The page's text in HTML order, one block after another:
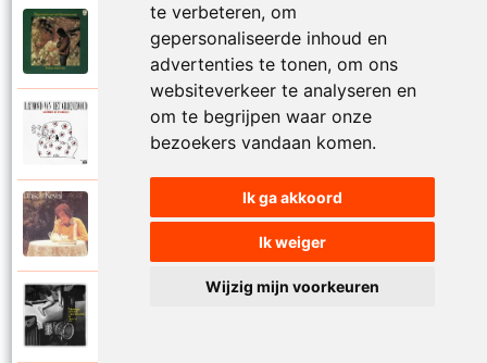
te verbeteren, om
gepersonaliseerde inhoud en
advertenties te tonen, om ons
websiteverkeer te analyseren en
om te begrijpen waar onze
bezoekers vandaan komen.
Ik ga akkoord
Ik weiger
Wijzig mijn voorkeuren
Raymond Van Het Groenewoud
Mijn schoolgaande jeugd
Raymond Van Het Groenewoud
Mijnheer de postbode
Raymond Van Het Groenewoud